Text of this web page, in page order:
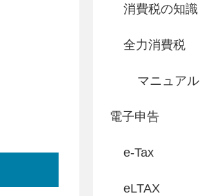
消費税の知識
全力消費税
マニュアル
電子申告
e-Tax
eLTAX